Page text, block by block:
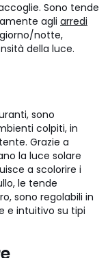
Sono tende
agli arredi
notte,
della luce.
sono
colpiti, in
Grazie a
la luce solare
a scolorire i
le tende
sono regolabili in
e intuitivo su tipi